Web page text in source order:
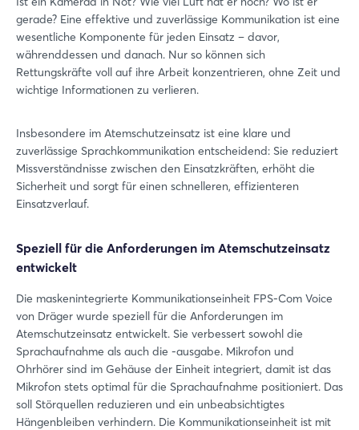
gerade? Eine effektive und zuverlässige Kommunikation ist eine
wesentliche Komponente für jeden Einsatz – davor,
währenddessen und danach. Nur so können sich
Rettungskräfte voll auf ihre Arbeit konzentrieren, ohne Zeit und
wichtige Informationen zu verlieren.
Insbesondere im Atemschutzeinsatz ist eine klare und
zuverlässige Sprachkommunikation entscheidend: Sie reduziert
Missverständnisse zwischen den Einsatzkräften, erhöht die
Sicherheit und sorgt für einen schnelleren, effizienteren
Einsatzverlauf.
Speziell für die Anforderungen im Atemschutzeinsatz
entwickelt
Die maskenintegrierte Kommunikationseinheit FPS-Com Voice
von Dräger wurde speziell für die Anforderungen im
Atemschutzeinsatz entwickelt. Sie verbessert sowohl die
Sprachaufnahme als auch die -ausgabe. Mikrofon und
Ohrhörer sind im Gehäuse der Einheit integriert, damit ist das
Mikrofon stets optimal für die Sprachaufnahme positioniert. Das
soll Störquellen reduzieren und ein unbeabsichtigtes
Hängenbleiben verhindern. Die Kommunikationseinheit ist mit